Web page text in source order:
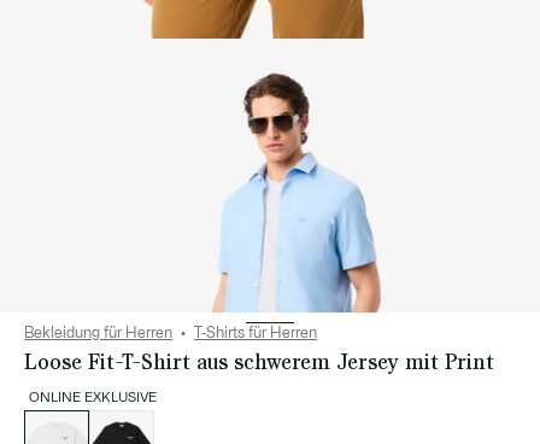
Bekleidung für Herren T-Shirts für Herren
Loose Fit-T-Shirt aus schwerem Jersey mit Print
ONLINE EXKLUSIVE
Varianten